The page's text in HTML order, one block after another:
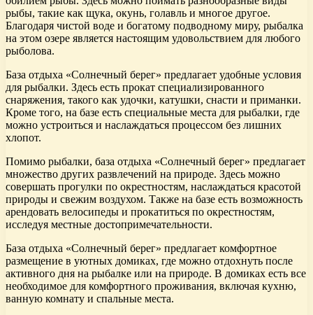
рыбы, такие как щука, окунь, голавль и многое другое.
Благодаря чистой воде и богатому подводному миру, рыбалка
на этом озере является настоящим удовольствием для любого
рыболова.
База отдыха «Солнечный берег» предлагает удобные условия
для рыбалки. Здесь есть прокат специализированного
снаряжения, такого как удочки, катушки, снасти и приманки.
Кроме того, на базе есть специальные места для рыбалки, где
можно устроиться и наслаждаться процессом без лишних
хлопот.
Помимо рыбалки, база отдыха «Солнечный берег» предлагает
множество других развлечений на природе. Здесь можно
совершать прогулки по окрестностям, наслаждаться красотой
природы и свежим воздухом. Также на базе есть возможность
арендовать велосипеды и прокатиться по окрестностям,
исследуя местные достопримечательности.
База отдыха «Солнечный берег» предлагает комфортное
размещение в уютных домиках, где можно отдохнуть после
активного дня на рыбалке или на природе. В домиках есть все
необходимое для комфортного проживания, включая кухню,
ванную комнату и спальные места.